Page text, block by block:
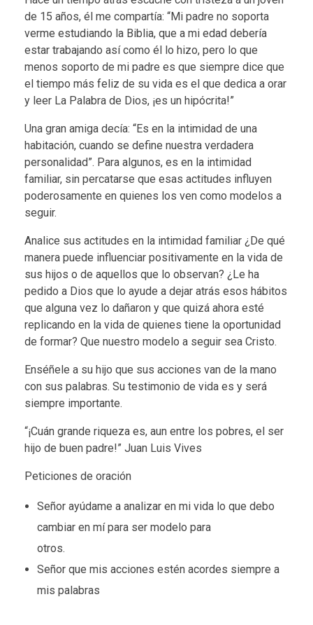
de 15 años, él me compartía: “Mi padre no soporta
verme estudiando la Biblia, que a mi edad debería
estar trabajando así como él lo hizo, pero lo que
menos soporto de mi padre es que siempre dice que
el tiempo más feliz de su vida es el que dedica a orar
y leer La Palabra de Dios, ¡es un hipócrita!”
Una gran amiga decía: “Es en la intimidad de una
habitación, cuando se define nuestra verdadera
personalidad”. Para algunos, es en la intimidad
familiar, sin percatarse que esas actitudes influyen
poderosamente en quienes los ven como modelos a
seguir.
Analice sus actitudes en la intimidad familiar ¿De qué
manera puede influenciar positivamente en la vida de
sus hijos o de aquellos que lo observan? ¿Le ha
pedido a Dios que lo ayude a dejar atrás esos hábitos
que alguna vez lo dañaron y que quizá ahora esté
replicando en la vida de quienes tiene la oportunidad
de formar? Que nuestro modelo a seguir sea Cristo.
Enséñele a su hijo que sus acciones van de la mano
con sus palabras. Su testimonio de vida es y será
siempre importante.
“¡Cuán grande riqueza es, aun entre los pobres, el ser
hijo de buen padre!” Juan Luis Vives
Peticiones de oración
Señor ayúdame a analizar en mi vida lo que debo
cambiar en mí para ser modelo para
otros.
Señor que mis acciones estén acordes siempre a
mis palabras